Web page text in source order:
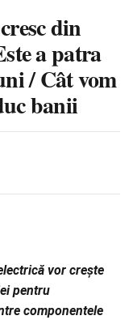
din
a patra
/ Cât vom
banii
vor crește
pentru
componentele